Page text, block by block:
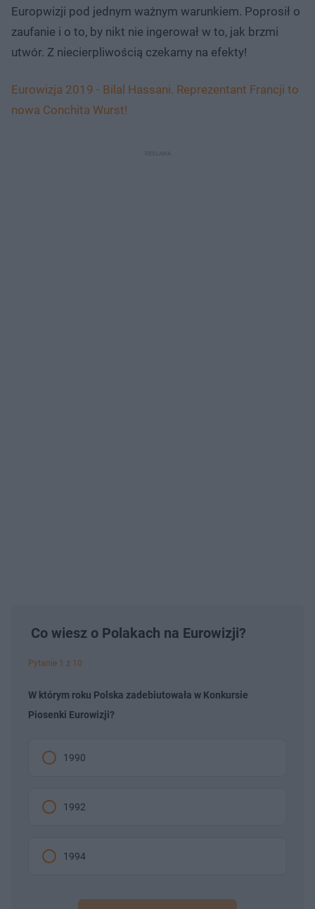
Europwizji pod jednym ważnym warunkiem. Poprosił o
zaufanie i o to, by nikt nie ingerował w to, jak brzmi
utwór. Z niecierpliwością czekamy na efekty!
Eurowizja 2019 - Bilal Hassani. Reprezentant Francji to
nowa Conchita Wurst!
Co wiesz o Polakach na Eurowizji?
Pytanie 1 z 10
W którym roku Polska zadebiutowała w Konkursie
Piosenki Eurowizji?
1990
1992
1994